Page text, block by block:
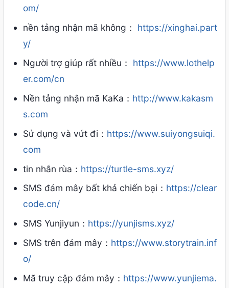
om/
nền tảng nhận mã không： https://xinghai.part
y/
Người trợ giúp rất nhiều： https://www.lothelp
er.com/cn
Nền tảng nhận mã KaKa： http://www.kakasm
s.com
Sử dụng và vứt đi： https://www.suiyongsuiqi.
com
tin nhắn rùa： https://turtle-sms.xyz/
SMS đám mây bất khả chiến bại： https://clear
code.cn/
SMS Yunjiyun： https://yunjisms.xyz/
SMS trên đám mây： https://www.storytrain.inf
o/
Mã truy cập đám mây： https://www.yunjiema.